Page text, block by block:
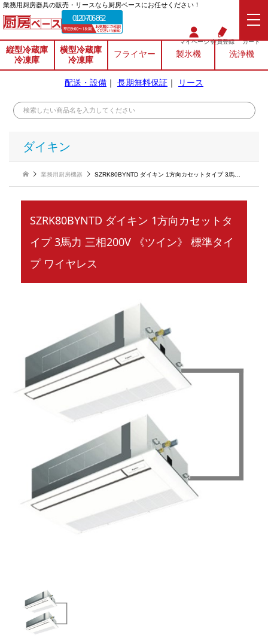
業務⽤厨房器具の販売・リースなら厨房ベースにお任せください！
0120-706-862
マイページ会員登録 カート
縦型冷蔵庫
冷凍庫
横型冷蔵庫
冷凍庫
フライヤー 製氷機 洗浄機
配送・設備 ｜ 長期無料保証 ｜ リース
ダイキン
業務用厨房機器 SZRK80BYNTD ダイキン 1方向カセットタイプ 3馬力 三相200V 《ツイン》 標準タイプ ワイヤレス
SZRK80BYNTD ダイキン 1方向カセットタ
イプ 3馬力 三相200V 《ツイン》 標準タイ
プ ワイヤレス